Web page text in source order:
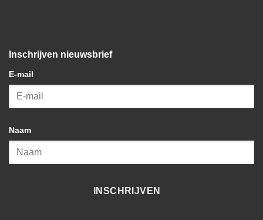
Inschrijven nieuwsbrief
E-mail
Naam
INSCHRIJVEN